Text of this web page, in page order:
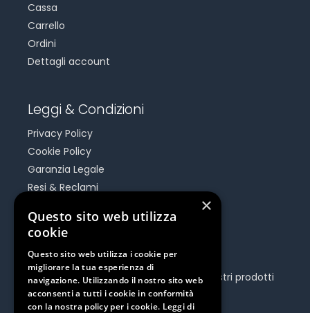
Cassa
Carrello
Ordini
Dettagli account
Leggi & Condizioni
Privacy Policy
Cookie Policy
Garanzia Legale
Resi & Reclami
Be Social
Seguici e rimani aggiornato su tutti i nostri prodotti
e iniziative.
×
Questo sito web utilizza
cookie
Questo sito web utilizza i cookie per
migliorare la tua esperienza di
navigazione. Utilizzando il nostro sito web
acconsenti a tutti i cookie in conformità
con la nostra policy per i cookie. Leggi di